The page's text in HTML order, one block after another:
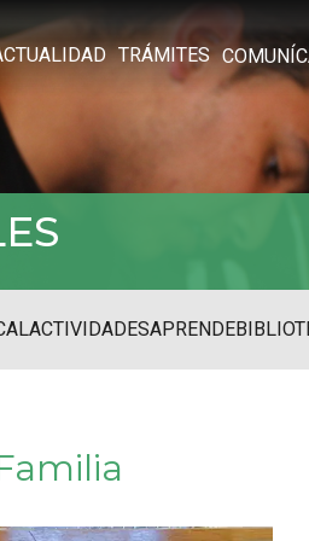
TRÁMITES
ACTIVIDADESAPRENDE